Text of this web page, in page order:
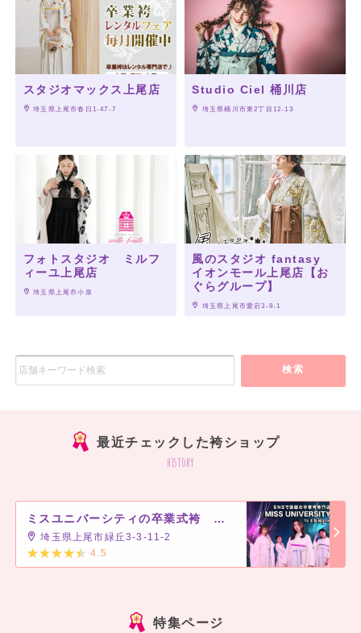
スタジオマックス上尾店
埼玉県上尾市春日1-47-7
Studio Ciel 桶川店
埼玉県桶川市東2丁目12-13
フォトスタジオ ミルフ
ィーユ上尾店
埼玉県上尾市小泉
風のスタジオ fantasy
イオンモール上尾店【お
ぐらグループ】
埼玉県上尾市愛宕3-8-1
検索
最近チェックした袴ショップ
history
ミスユニバーシティの卒業式袴 埼玉北上尾店
埼玉県上尾市緑丘3-3-11-2
4.5
特集ページ